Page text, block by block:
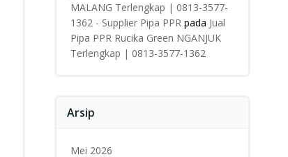
MALANG Terlengkap | 0813-3577-
1362 - Supplier Pipa PPRpada Jual
Pipa PPR Rucika Green NGANJUK
Terlengkap | 0813-3577-1362
Arsip
Mei 2026